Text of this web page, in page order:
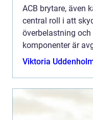
ACB brytare, även
central roll i att
överbelastning
komponenter är
strömförs&o...
Viktoria